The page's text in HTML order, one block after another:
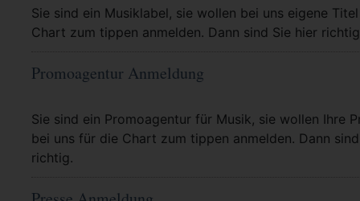
Sie sind ein Musiklabel, sie wollen bei uns eigene
Chart zum tippen anmelden. Dann sind Sie hier
Promoagentur Anmeldung
Sie sind ein Promoagentur für Musik, sie wollen Ihre
bei uns für die Chart zum tippen anmelden. Dann
richtig.
Mehr Info
Mehr Info